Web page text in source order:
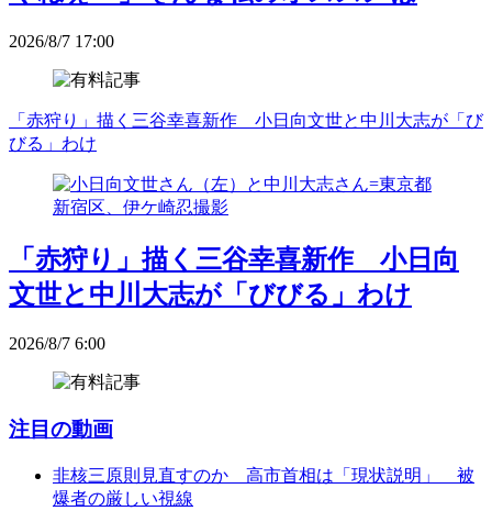
2026/8/7 17:00
「赤狩り」描く三谷幸喜新作 小日向文世と中川大志が「び
びる」わけ
「赤狩り」描く三谷幸喜新作 小日向
文世と中川大志が「びびる」わけ
2026/8/7 6:00
注目の動画
非核三原則見直すのか 高市首相は「現状説明」 被
爆者の厳しい視線